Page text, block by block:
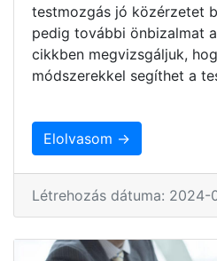
testmozgás jó közérzetet
pedig további önbizalmat
cikkben megvizsgáljuk,
módszerekkel segíthet a
Elolvasom →
Létrehozás dátuma: 2024-